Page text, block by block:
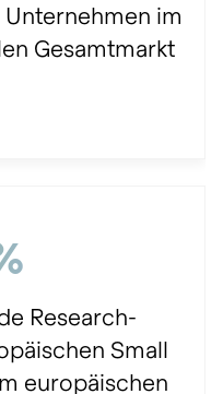
im
Gesamtmarkt
Research-
Small
europäischen